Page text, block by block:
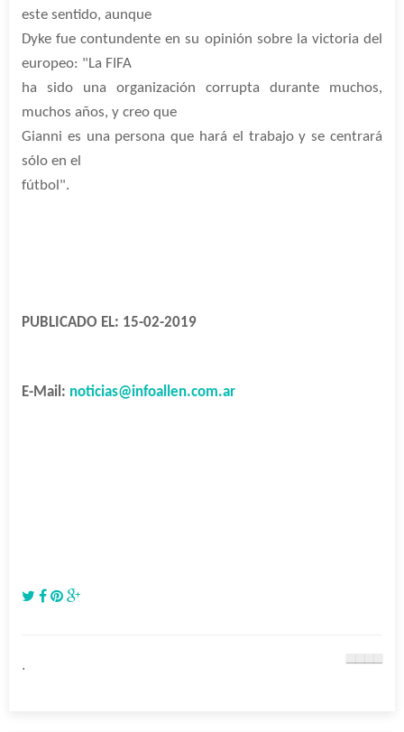
este sentido, aunque
Dyke fue contundente en su opinión sobre la victoria del
europeo: "La FIFA
ha sido una organización corrupta durante muchos,
muchos años, y creo que
Gianni es una persona que hará el trabajo y se centrará
sólo en el
fútbol".
PUBLICADO EL: 15-02-2019
E-Mail: noticias@infoallen.com.ar
.